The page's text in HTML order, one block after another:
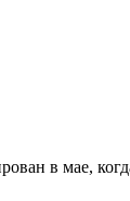
в мае,